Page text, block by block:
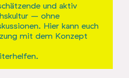
und aktiv
– ohne
Hier kann euch
mit dem Konzept